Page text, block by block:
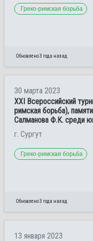
Греко-римская борьба
Обновлено 3 года назад
30 марта 2023
XXI Всероссийский
римская борьба),
Салманова Ф.К. среди
г. Сургут
Греко-римская борьба
Обновлено 3 года назад
13 января 2023